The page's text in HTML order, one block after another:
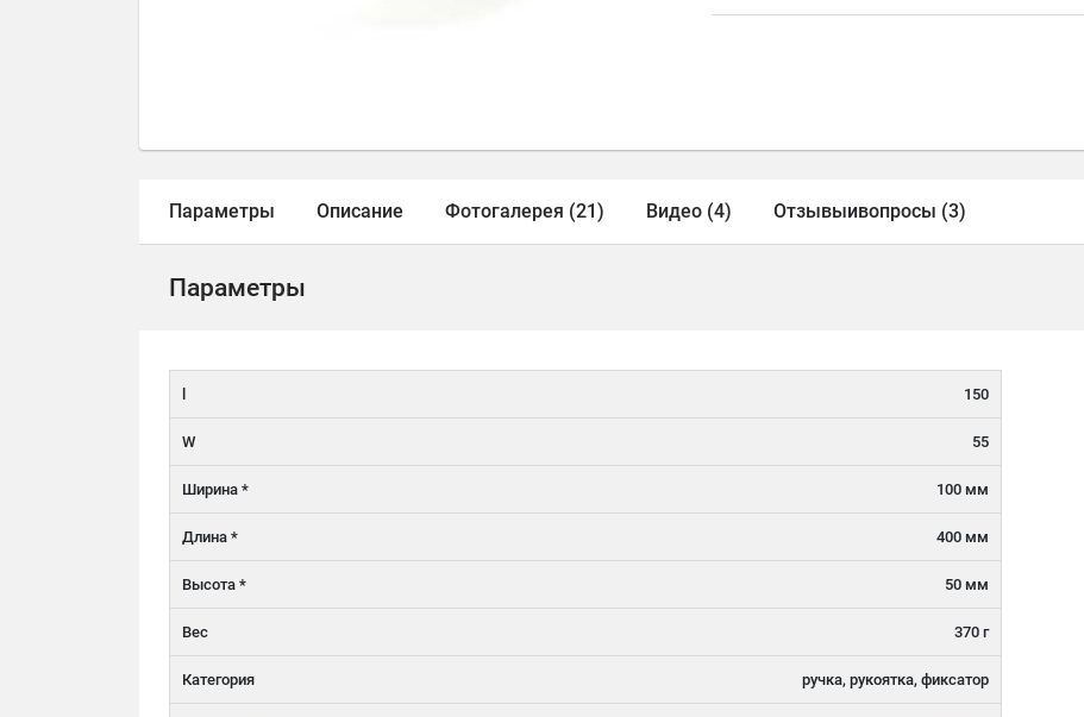
Параметры Описание Фотогалерея (21) Видео (4) Отзывыивопросы (3)
Параметры
150
W 55
Ширина * 100 мм
Длина * 400 мм
Высота * 50 мм
Вес 370 г
Категория ручка, рукоятка, фиксатор